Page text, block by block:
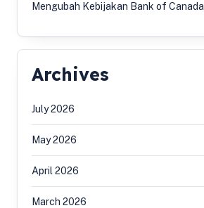
Mengubah Kebijakan Bank of Canada
Archives
July 2026
May 2026
April 2026
March 2026